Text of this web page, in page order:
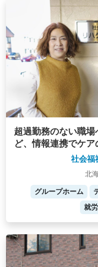
超過勤務のない職
ど、情報連携でケ
社会福
北
グループホーム
就